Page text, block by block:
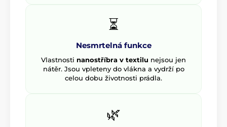
⏳
Nesmrtelná funkce
Vlastnosti nanostříbra v textilu nejsou jen
nátěr. Jsou vpleteny do vlákna a vydrží po
celou dobu životnosti prádla.
🌿